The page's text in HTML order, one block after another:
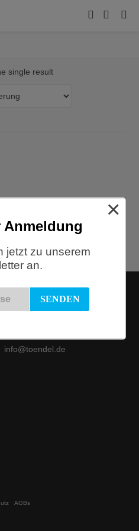
single result
Siemensstraße 9
50825 Köln
info@toendel.de
AGBs
Anmeldung
jetzt zu unserem
an.
×